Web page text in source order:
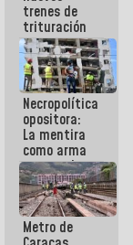
trenes de
trituración
para
optimizar
manejo de
escombros
en La Guaira
Necropolítica
opositora:
La mentira
como arma
contra el
Pueblo
Metro de